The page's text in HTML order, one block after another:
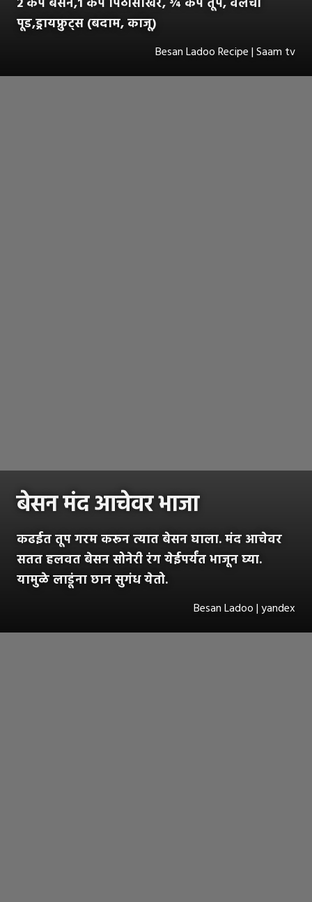
पूड,ड्रायफ्रुट्स (बदाम, काजू)
Besan Ladoo Recipe | Saam tv
बेसन मंद आचेवर भाजा
कढईत तूप गरम करून त्यात बेसन घाला. मंद आचेवर
सतत हलवत बेसन सोनेरी रंग येईपर्यंत भाजून घ्या.
यामुळे लाडूंना छान सुगंध येतो.
Besan Ladoo | yandex